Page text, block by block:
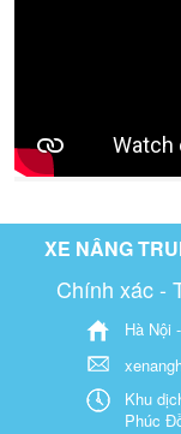
XE NÂNG
Chính xác -
Hà Nội
Khu
Phúc